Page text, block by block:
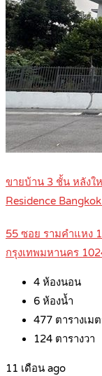
ขายบ้าน 3 ชั้น หลังใ
Residence
55 ซอย รามคำแหง
กรุงเทพมหานคร
4 ห้องนอน
6 ห้องน้ำ
477 ตารางเม
124 ตารางวา
11 เดือน ago